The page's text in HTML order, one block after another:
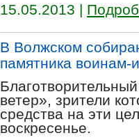
15.05.2013 |
В Волжском
памятника воинам-
ветер», зрители
средства на эти
воскресенье.